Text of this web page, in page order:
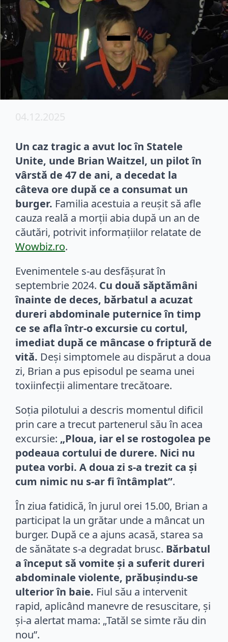
04.12.2025
Un caz tragic a avut loc în Statele
Unite, unde Brian Waitzel, un pilot în
vârstă de 47 de ani, a decedat la
câteva ore după ce a consumat un
burger. Familia acestuia a reușit să afle
cauza reală a morții abia după un an de
căutări, potrivit informațiilor relatate de
Wowbiz.ro.
Evenimentele s-au desfășurat în
septembrie 2024. Cu două săptămâni
înainte de deces, bărbatul a acuzat
dureri abdominale puternice în timp
ce se afla într-o excursie cu cortul,
imediat după ce mâncase o friptură de
vită. Deși simptomele au dispărut a doua
zi, Brian a pus episodul pe seama unei
toxiinfecții alimentare trecătoare.
Soția pilotului a descris momentul dificil
prin care a trecut partenerul său în acea
excursie: „Ploua, iar el se rostogolea pe
podeaua cortului de durere. Nici nu
putea vorbi. A doua zi s-a trezit ca și
cum nimic nu s-ar fi întâmplat”.
În ziua fatidică, în jurul orei 15.00, Brian a
participat la un grătar unde a mâncat un
burger. După ce a ajuns acasă, starea sa
de sănătate s-a degradat brusc. Bărbatul
a început să vomite și a suferit dureri
abdominale violente, prăbușindu-se
ulterior în baie. Fiul său a intervenit
rapid, aplicând manevre de resuscitare, și
și-a alertat mama: „Tatăl se simte rău din
nou”.